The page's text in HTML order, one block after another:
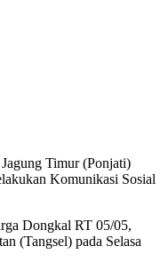
Timur (Ponjati)
Komunikasi Sosial
Dongkal RT 05/05,
(Tangsel) pada Selasa